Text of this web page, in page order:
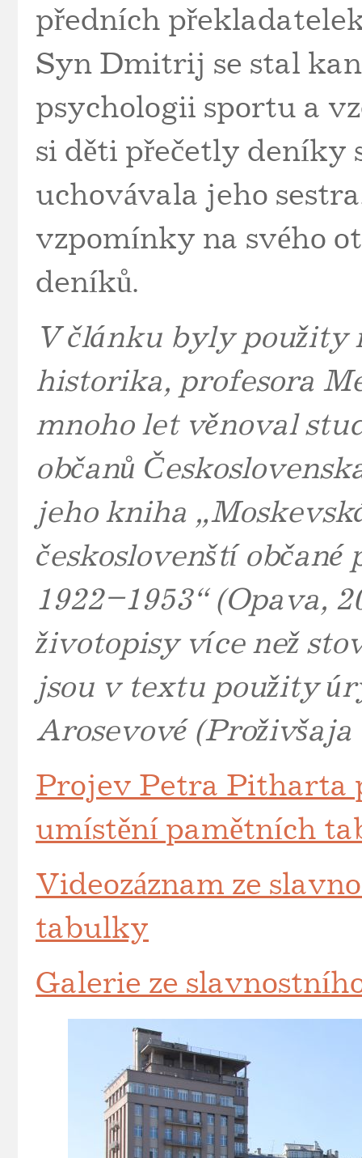
předních
Syn Dmitrij se stal
psychologii sportu a
si děti přečetly deníky
uchovávala jeho
vzpomínky na svého
deníků.
V článku byly použity
historika, profesora
mnoho let věnoval
občanů
jeho kniha
českoslovenští
1922–1953“ (Opava,
životopisy více než
jsou v textu použity
Arosevové
Projev Petra Pitharta
umístění pamětních
Videozáznam ze
tabulky
Galerie ze